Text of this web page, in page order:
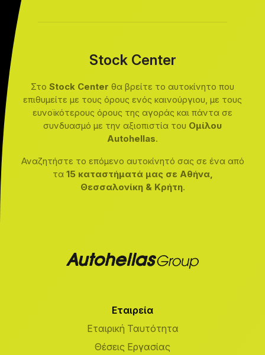
Stock Center
Στο Stock Center θα βρείτε το αυτοκίνητο που
επιθυμείτε με τους όρους ενός καινούργιου, με τους
ευνοϊκότερους όρους της αγοράς και πάντα σε
συνδυασμό με την αξιοπιστία του Ομίλου
Autohellas.
Αναζητήστε το επόμενο αυτοκίνητό σας σε ένα από
τα 15 καταστήματά μας σε Αθήνα,
Θεσσαλονίκη & Κρήτη.
Εταιρεία
Εταιρική Ταυτότητα
Θέσεις Εργασίας